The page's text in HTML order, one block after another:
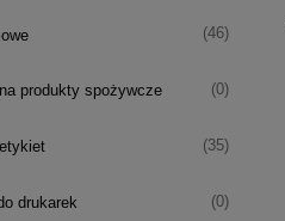
(46)
produkty spożywcze (0)
(35)
drukarek (0)